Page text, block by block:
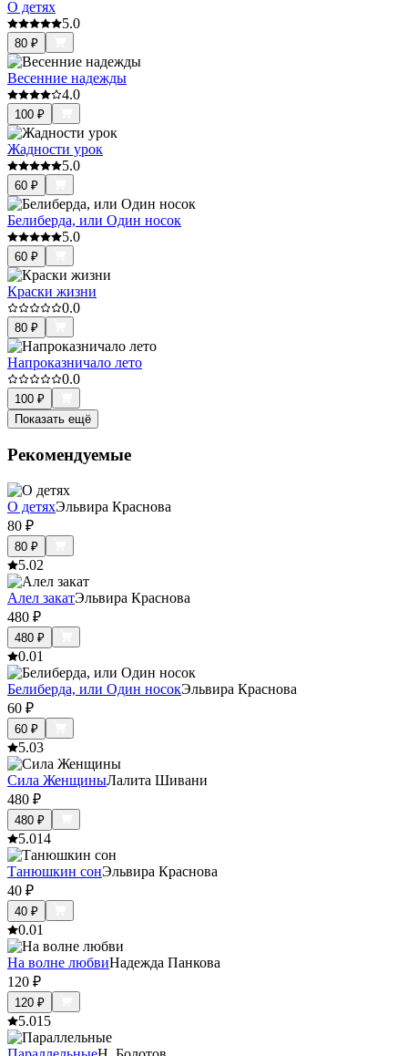
О детях
5.0
80 ₽
Весенние надежды
4.0
100 ₽
Жадности урок
5.0
60 ₽
Белиберда, или Один носок
5.0
60 ₽
Краски жизни
0.0
80 ₽
Напроказничало лето
0.0
100 ₽
Показать ещё
Рекомендуемые
О детяхЭльвира Краснова
80 ₽
80 ₽
5.02
Алел закатЭльвира Краснова
480 ₽
480 ₽
0.01
Белиберда, или Один носокЭльвира Краснова
60 ₽
60 ₽
5.03
Сила ЖенщиныЛалита Шивани
480 ₽
480 ₽
5.014
Танюшкин сонЭльвира Краснова
40 ₽
40 ₽
0.01
На волне любвиНадежда Панкова
120 ₽
120 ₽
5.015